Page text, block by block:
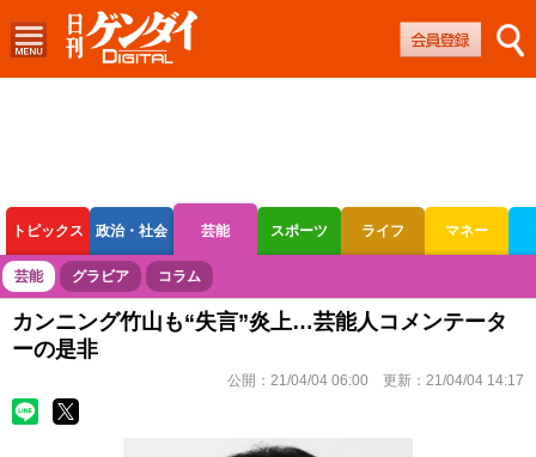
トピックス 政治・社会 芸能 スポーツ ライフ マネー
ボートレース 競輪 オートレース
芸能 グラビア コラム
カンニング竹山も“失言”炎上…芸能人コメンテータ
ーの是非
公開： 21/04/04 06:00 更新： 21/04/04 14:17